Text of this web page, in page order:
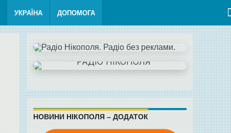
УКРАЇНА ДОПОМОГА
НОВИНИ НІКОПОЛЯ – ДОДАТОК